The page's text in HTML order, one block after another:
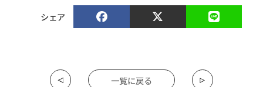
シェア
一覧に戻る